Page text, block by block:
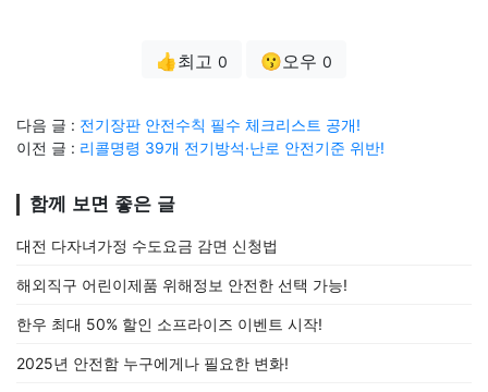
👍최고 0 😗오우 0
다음 글 : 전기장판 안전수칙 필수 체크리스트 공개!
이전 글 : 리콜명령 39개 전기방석·난로 안전기준 위반!
함께 보면 좋은 글
대전 다자녀가정 수도요금 감면 신청법
해외직구 어린이제품 위해정보 안전한 선택 가능!
한우 최대 50% 할인 소프라이즈 이벤트 시작!
2025년 안전함 누구에게나 필요한 변화!